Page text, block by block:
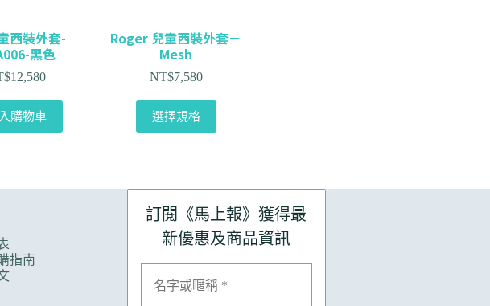
西裝外套-
黑色
12,580
購物車
Roger 兒童西裝外套－
Mesh
NT$7,580
選擇規格
指南
訂閱《馬上報》獲得最
新優惠及商品資訊